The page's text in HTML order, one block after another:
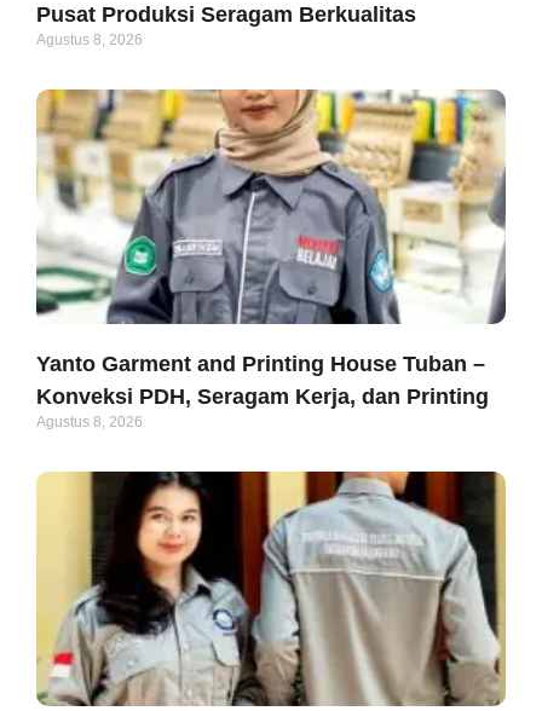
Pusat Produksi Seragam Berkualitas
Agustus 8, 2026
Yanto Garment and Printing House Tuban –
Konveksi PDH, Seragam Kerja, dan Printing
Agustus 8, 2026